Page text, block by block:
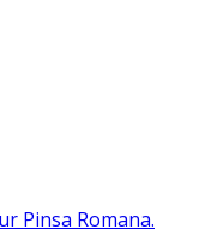
Pinsa Romana.